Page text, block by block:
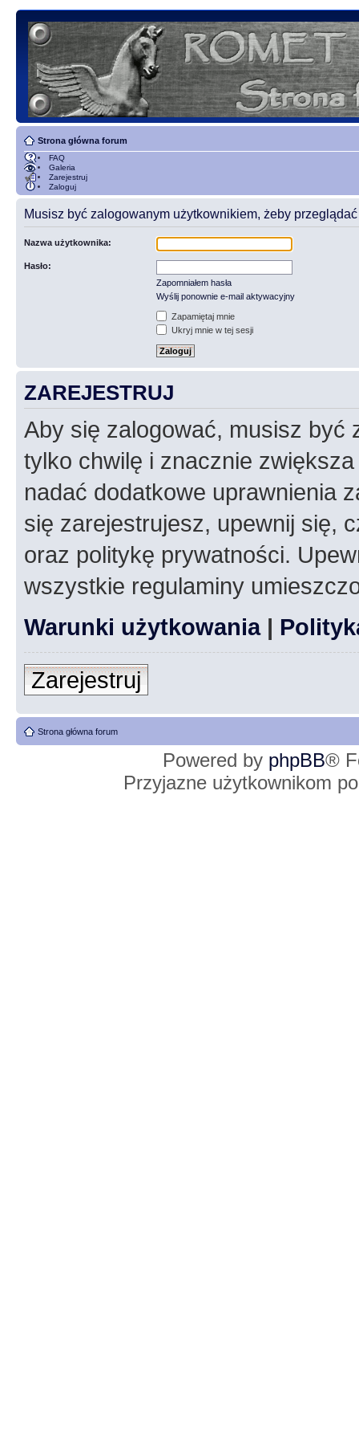
Strona główna forum
FAQ
Galeria
Zarejestruj
Zaloguj
Musisz być zalogowanym użytkownikiem, żeby przeglądać
Nazwa użytkownika:
Hasło:
Zapomniałem hasła
Wyślij ponownie e-mail aktywacyjny
Zapamiętaj mnie
Ukryj mnie w tej sesji
ZAREJESTRUJ
Aby się zalogować, musisz być
tylko chwilę i znacznie
nadać dodatkowe uprawnienia
się zarejestrujesz, upewnij się,
oraz politykę prywatności.
wszystkie regulaminy
Warunki użytkowania|
Zarejestruj
Strona główna forum
Powered by phpBB®
Przyjazne użytkownikom